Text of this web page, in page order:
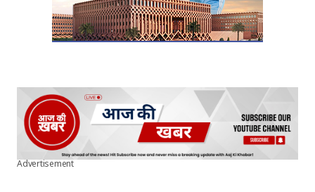
Advertisement